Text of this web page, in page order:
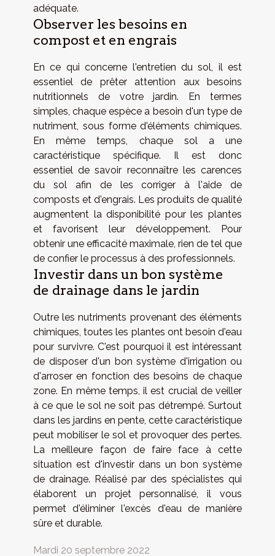
adéquate.
Observer les besoins en
compost et en engrais
En ce qui concerne l'entretien du sol, il est
essentiel de prêter attention aux besoins
nutritionnels de votre jardin. En termes
simples, chaque espèce a besoin d'un type de
nutriment, sous forme d'éléments chimiques.
En même temps, chaque sol a une
caractéristique spécifique. Il est donc
essentiel de savoir reconnaître les carences
du sol afin de les corriger à l'aide de
composts et d'engrais. Les produits de qualité
augmentent la disponibilité pour les plantes
et favorisent leur développement. Pour
obtenir une efficacité maximale, rien de tel que
de confier le processus à des professionnels.
Investir dans un bon système
de drainage dans le jardin
Outre les nutriments provenant des éléments
chimiques, toutes les plantes ont besoin d'eau
pour survivre. C'est pourquoi il est intéressant
de disposer d'un bon système d'irrigation ou
d'arroser en fonction des besoins de chaque
zone. En même temps, il est crucial de veiller
à ce que le sol ne soit pas détrempé. Surtout
dans les jardins en pente, cette caractéristique
peut mobiliser le sol et provoquer des pertes.
La meilleure façon de faire face à cette
situation est d'investir dans un bon système
de drainage. Réalisé par des spécialistes qui
élaborent un projet personnalisé, il vous
permet d'éliminer l'excès d'eau de manière
sûre et durable.
Mardi 20 septembre 2022